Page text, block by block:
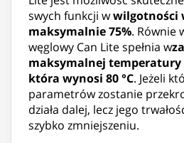
swych funkcji wwilgotności
maksymalnie 75%. Równie
węglowy Can Lite spełnia w
maksymalnej temperatury
która wynosi 80 °C. Jeżeli
parametrów zostanie
działa dalej, lecz jego
szybko zmniejszeniu.